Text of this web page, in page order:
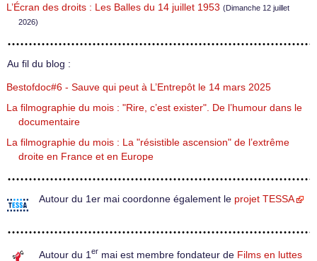
L’Écran des droits : Les Balles du 14 juillet 1953 (Dimanche 12 juillet
2026)
Au fil du blog :
Bestofdoc#6 - Sauve qui peut à L’Entrepôt le 14 mars 2025
La filmographie du mois : "Rire, c’est exister". De l’humour dans le
documentaire
La filmographie du mois : La "résistible ascension" de l’extrême
droite en France et en Europe
Autour du 1er mai coordonne également le projet TESSA
Autour du 1 er mai est membre fondateur de Films en luttes